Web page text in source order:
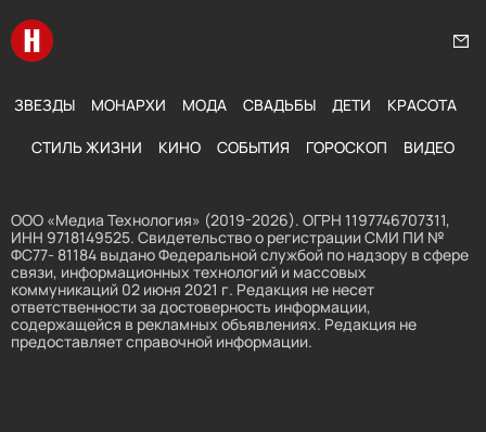
Перейти на главную
ЗВЕЗДЫ МОНАРХИ МОДА СВАДЬБЫ ДЕТИ КРАСОТА
СТИЛЬ ЖИЗНИ КИНО СОБЫТИЯ ГОРОСКОП ВИДЕО
ООО «Медиа Технология» (2019-2026). ОГРН 1197746707311,
ИНН 9718149525. Свидетельство о регистрации СМИ ПИ №
ФС77- 81184 выдано Федеральной службой по надзору в сфере
связи, информационных технологий и массовых
коммуникаций 02 июня 2021 г. Редакция не несет
ответственности за достоверность информации,
содержащейся в рекламных объявлениях. Редакция не
предоставляет справочной информации.